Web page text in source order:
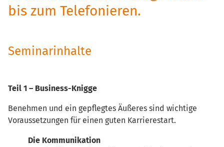
bis zum Telefonieren.
Seminarinhalte
Teil 1 – Business-Knigge
Benehmen und ein gepflegtes Äußeres sind wichtige
Voraussetzungen für einen guten Karrierestart.
Die Kommunikation